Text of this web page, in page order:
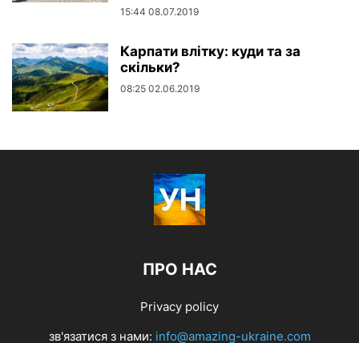
15:44 08.07.2019
Карпати влітку: куди та за
скільки?
08:25 02.06.2019
ПРО НАС
Privacy policy
зв'язатися з нами: info@amazing-ukraine.com